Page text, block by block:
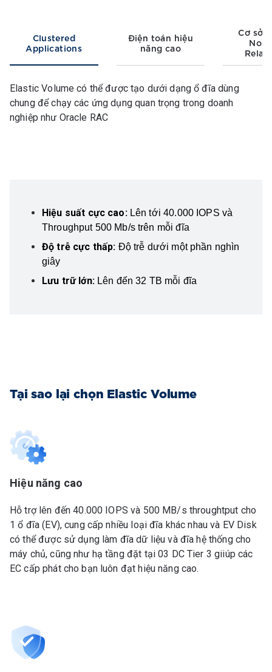
Clustered
Applications
Điện toán hiệu
năng cao
Cơ sở
Elastic Volume có thể được tạo dưới dạng ổ đĩa dùng
chung để chạy các ứng dụng quan trọng trong doanh
nghiệp như Oracle RAC
Hiệu suất cực cao: Lên tới 40.000 IOPS và
Throughput 500 Mb/s trên mỗi đĩa
Độ trễ cực thấp: Độ trễ dưới một phần nghìn
giây
Lưu trữ lớn:Lên đến 32 TB mỗi đĩa
Tại sao lại chọn Elastic Volume
Hiệu năng cao
Hỗ trợ lên đến 40.000 IOPS và 500 MB/s throughtput cho
1 ổ đĩa (EV), cung cấp nhiều loại đĩa khác nhau và EV Disk
có thể được sử dụng làm đĩa dữ liệu và đĩa hệ thống cho
máy chủ, cũng như hạ tầng đặt tại 03 DC Tier 3 giiúp các
EC cấp phát cho bạn luôn đạt hiệu năng cao.